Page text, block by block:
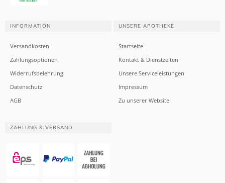
INFORMATION
Versandkosten
Zahlungsoptionen
Widerrufsbelehrung
Datenschutz
AGB
UNSERE APOTHEKE
Startseite
Kontakt & Dienstzeiten
Unsere Serviceleistungen
Impressum
Zu unserer Website
ZAHLUNG & VERSAND